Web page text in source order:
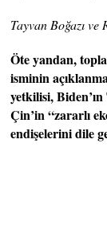
Tayvan Boğazı ve
Öte yandan,
isminin
yetkilisi,
Çin’in “zararlı
endişelerini dile